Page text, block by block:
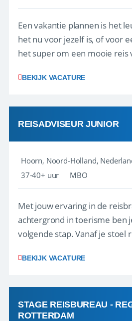
Een vakantie plannen is het
het nu voor jezelf is, of voor
het super om een mooie reis
vakantiegangers de meest
werken: of het nu gaat om
BEKIJK VACATURE
REISADVISEUR JUNIOR
Hoorn, Noord-Holland,
37-40+ uur
MBO
Met jouw ervaring in de
achtergrond in toerisme ben
volgende stap. Vanaf je stoel
wensen van je team, je klant
klanten te overtuigen om die
boeken! ...
BEKIJK VACATURE
STAGE REISBUREAU -
ROTTERDAM